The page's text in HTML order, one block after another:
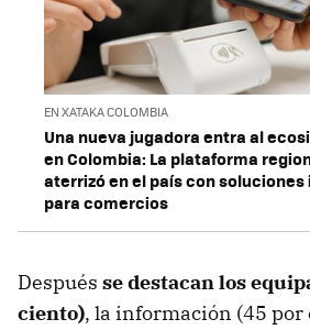
EN XATAKA COLOMBIA
Una nueva jugadora entra al
en Colombia: La plataforma
aterrizó en el país con
para comercios
Después se destacan los
ciento), la información (45 por